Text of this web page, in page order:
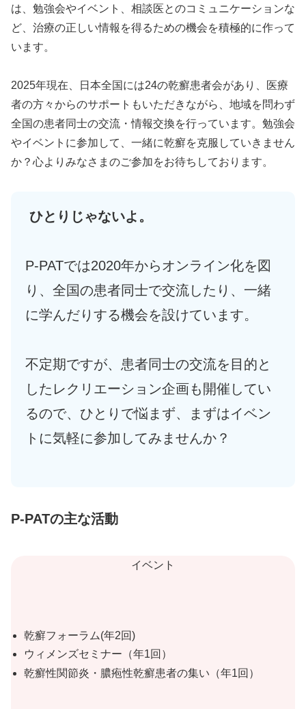
は、勉強会やイベント、相談医とのコミュニケーションな
ど、治療の正しい情報を得るための機会を積極的に作って
います。
2025年現在、日本全国には24の乾癬患者会があり、医療
者の方々からのサポートもいただきながら、地域を問わず
全国の患者同士の交流・情報交換を行っています。勉強会
やイベントに参加して、一緒に乾癬を克服していきません
か？心よりみなさまのご参加をお待ちしております。
ひとりじゃないよ。
P-PATでは2020年からオンライン化を図
り、全国の患者同士で交流したり、一緒
に学んだりする機会を設けています。
不定期ですが、患者同士の交流を目的と
したレクリエーション企画も開催してい
るので、ひとりで悩まず、まずはイベン
トに気軽に参加してみませんか？
P-PATの主な活動
イベント
乾癬フォーラム(年2回)
ウィメンズセミナー（年1回）
乾癬性関節炎・膿疱性乾癬患者の集い（年1回）